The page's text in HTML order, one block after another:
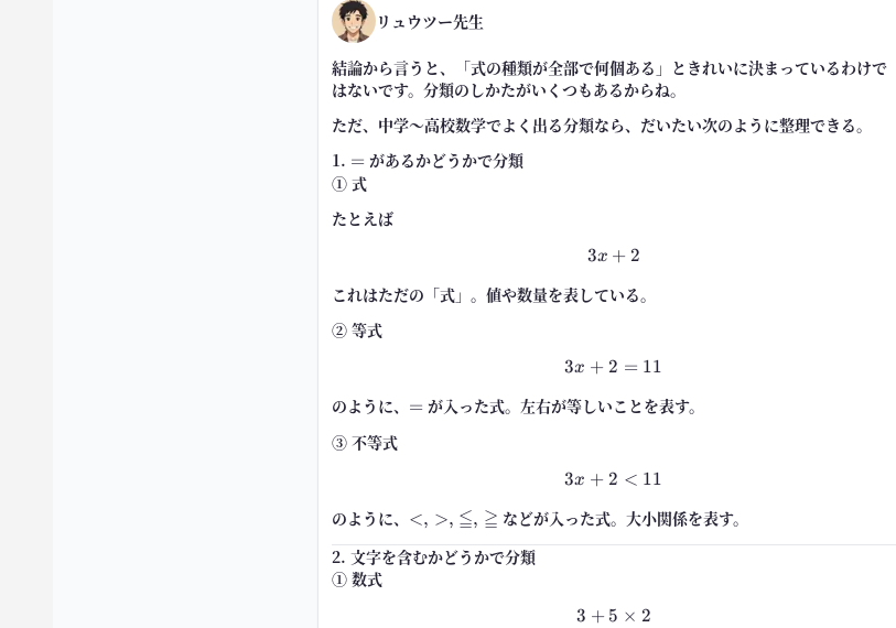
リュウツー先生
結論から言うと、「式の種類が全部で何個ある」ときれいに決まっているわけで
はないです。分類のしかたがいくつもあるからね。
ただ、中学〜高校数学でよく出る分類なら、だいたい次のように整理できる。
1. =
= があるかどうかで分類
① 式
たとえば
3x+2
3x + 2
これはただの「式」。値や数量を表している。
② 等式
3x+2=11
3x + 2 = 11
のように、 =
= が入った式。左右が等しいことを表す。
③ 不等式
3x+2<11
3x + 2 < 11
のように、 <,>,\leqq,\geqq
<, >, ≦, ≧ などが入った式。大小関係を表す。
2. 文字を含むかどうかで分類
① 数式
3+5\times 2
3 +5 × 2